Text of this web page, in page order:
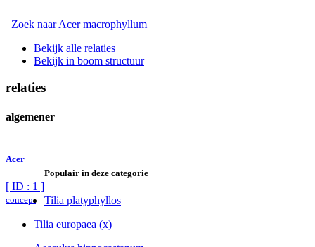
Zoek naar Acer macrophyllum
Bekijk alle relaties
Bekijk in boom structuur
relaties
algemener
Acer
[ ID : 1 ]
concept
Populair in deze categorie
Tilia platyphyllos
Tilia europaea (x)